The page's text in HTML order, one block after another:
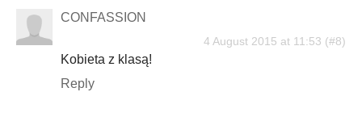
CONFASSION
4 August 2015 at 11:53
Kobieta z klasą!
Reply